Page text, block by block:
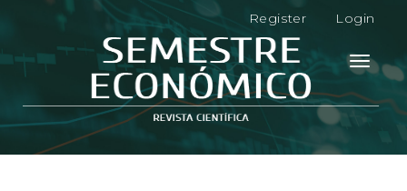
g
Register Login
Toggle